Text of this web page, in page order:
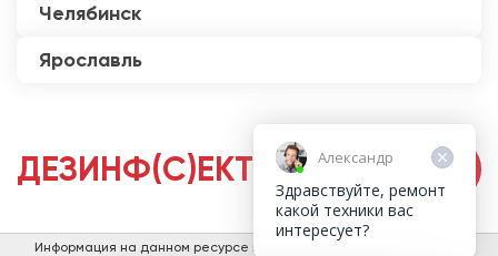
Челябинск
Ярославль
ДЕЗИНФ(С)ЕКТОРЫАлександр
Здравствуйте, ремонт
какой техники вас
интересует?
Информация на данном ресурсе не является публичной офертой.